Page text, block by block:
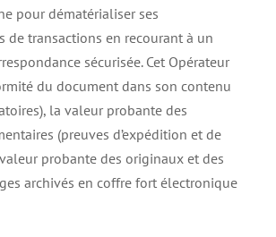
pour dématérialiser ses
de transactions en recourant à un
sécurisée. Cet Opérateur
du document dans son contenu
la valeur probante des
(preuves d’expédition et de
probante des originaux et des
archivés en coffre fort électronique